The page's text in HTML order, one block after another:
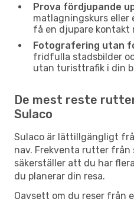
Prova fördjupande
matlagningskurs
få en djupare kontakt
Fotografering utan
fridfulla stadsbilder
utan turisttrafik i din
De mest reste
Sulaco
Sulaco är lättillgängligt
nav. Frekventa rutter från
säkerställer att du har
du planerar din resa.
Oavsett om du reser från